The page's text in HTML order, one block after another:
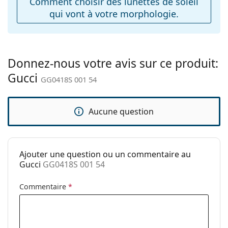
Accessoires
Étui:
Oui
Tissu de
Oui
Autres
Sexe:
Pour femmes
Catégorie:
Lunettes de soleil
Gucci
Code:
GG0418S 001 54
qui vont à votre morphologie.
Donnez-nous votre avis sur ce produit:
Gucci GG0418S 001 54
Aucune question
Ajouter une question ou un commentaire au
Gucci GG0418S 001 54
Commentaire *